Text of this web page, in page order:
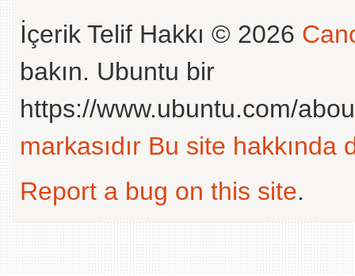
İçerik Telif Hakkı © 2026
bakın. Ubuntu bir
https://www.ubuntu.com/
markasıdır Bu site hakkında
Report a bug on this site.